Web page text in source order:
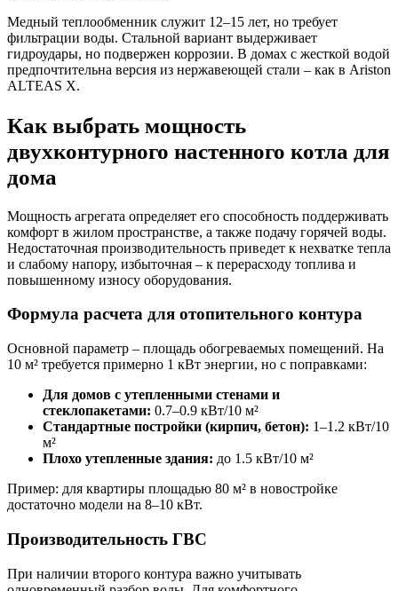
Медный теплообменник служит 12–15 лет, но требует
фильтрации воды. Стальной вариант выдерживает
гидроудары, но подвержен коррозии. В домах с жесткой водой
предпочтительна версия из нержавеющей стали – как в Ariston
ALTEAS X.
Как выбрать мощность
двухконтурного настенного котла для
дома
Мощность агрегата определяет его способность поддерживать
комфорт в жилом пространстве, а также подачу горячей воды.
Недостаточная производительность приведет к нехватке тепла
и слабому напору, избыточная – к перерасходу топлива и
повышенному износу оборудования.
Формула расчета для отопительного контура
Основной параметр – площадь обогреваемых помещений. На
10 м² требуется примерно 1 кВт энергии, но с поправками:
Для домов с утепленными стенами и
стеклопакетами: 0.7–0.9 кВт/10 м²
Стандартные постройки (кирпич, бетон): 1–1.2 кВт/10
м²
Плохо утепленные здания: до 1.5 кВт/10 м²
Пример: для квартиры площадью 80 м² в новостройке
достаточно модели на 8–10 кВт.
Производительность ГВС
При наличии второго контура важно учитывать